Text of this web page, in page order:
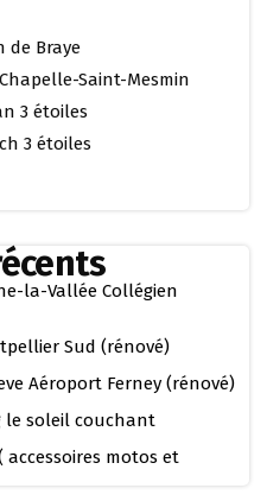
de Braye
Saint-Mesmin
3 étoiles
3 étoiles
la-Vallée Collégien
Sud (rénové)
Aéroport Ferney (rénové)
le soleil couchant
accessoires motos et